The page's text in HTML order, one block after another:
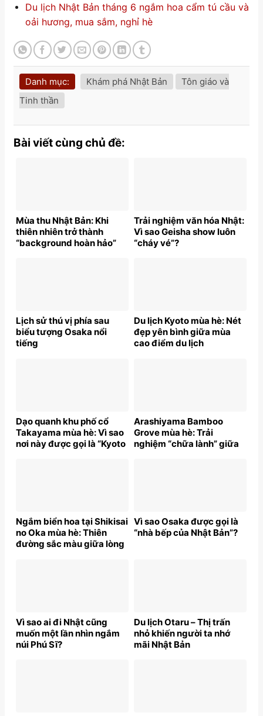
Du lịch Nhật Bản tháng 6 ngắm hoa cẩm tú cầu và
oải hương, mua sắm, nghỉ hè
Danh mục: Khám phá Nhật Bản
Tôn giáo và
Tinh thần
Bài viết cùng chủ đề:
Mùa thu Nhật Bản: Khi
thiên nhiên trở thành
“background hoàn hảo”
Trải nghiệm văn hóa Nhật:
Vì sao Geisha show luôn
“cháy vé”?
Lịch sử thú vị phía sau
biểu tượng Osaka nổi
tiếng
Du lịch Kyoto mùa hè: Nét
đẹp yên bình giữa mùa
cao điểm du lịch
Dạo quanh khu phố cổ
Takayama mùa hè: Vì sao
nơi này được gọi là “Kyoto
Arashiyama Bamboo
Grove mùa hè: Trải
nghiệm “chữa lành” giữa
Ngắm biển hoa tại Shikisai
no Oka mùa hè: Thiên
đường sắc màu giữa lòng
Vì sao Osaka được gọi là
“nhà bếp của Nhật Bản”?
Vì sao ai đi Nhật cũng
muốn một lần nhìn ngắm
núi Phú Sĩ?
Du lịch Otaru – Thị trấn
nhỏ khiến người ta nhớ
mãi Nhật Bản